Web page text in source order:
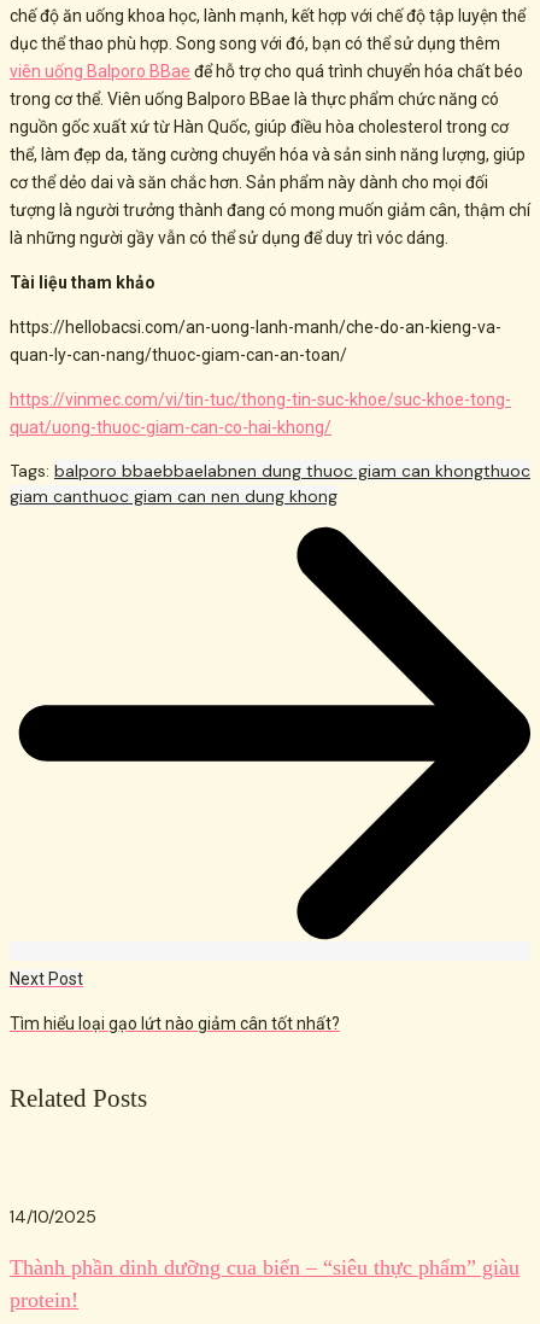
chế độ ăn uống khoa học, lành mạnh, kết hợp với chế độ tập luyện thể
dục thể thao phù hợp. Song song với đó, bạn có thể sử dụng thêm
viên uống Balporo BBae để hỗ trợ cho quá trình chuyển hóa chất béo
trong cơ thể. Viên uống Balporo BBae là thực phẩm chức năng có
nguồn gốc xuất xứ từ Hàn Quốc, giúp điều hòa cholesterol trong cơ
thể, làm đẹp da, tăng cường chuyển hóa và sản sinh năng lượng, giúp
cơ thể dẻo dai và săn chắc hơn. Sản phẩm này dành cho mọi đối
tượng là người trưởng thành đang có mong muốn giảm cân, thậm chí
là những người gầy vẫn có thể sử dụng để duy trì vóc dáng.
Tài liệu tham khảo
https://hellobacsi.com/an-uong-lanh-manh/che-do-an-kieng-va-
quan-ly-can-nang/thuoc-giam-can-an-toan/
https://vinmec.com/vi/tin-tuc/thong-tin-suc-khoe/suc-khoe-tong-
quat/uong-thuoc-giam-can-co-hai-khong/
Tags: balporo bbaebbaelabnen dung thuoc giam can khongthuoc
giam canthuoc giam can nen dung khong
Next Post
Tìm hiểu loại gạo lứt nào giảm cân tốt nhất?
Related Posts
14/10/2025
Thành phần dinh dưỡng cua biển – “siêu thực phẩm” giàu
protein!